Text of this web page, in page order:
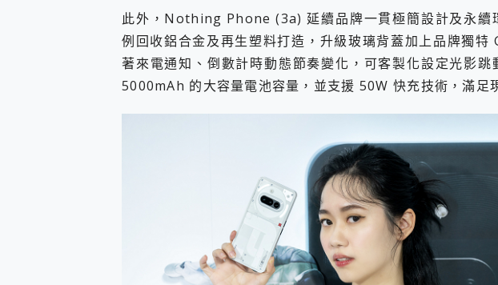
此外，Nothing Phone (3a) 延續品牌一貫極簡設計及永續
例回收鋁合金及再生塑料打造，升級玻璃背蓋加上品牌獨
著來電通知、倒數計時動態節奏變化，可客製化設定光影跳
5000mAh 的大容量電池容量，並支援 50W 快充技術，滿足